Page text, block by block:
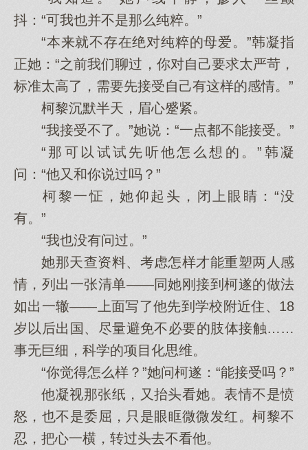
抖：“可我也并不是那么纯粹。”
“本来就不存在绝对纯粹的母爱。”韩凝指
正她：“之前我们聊过，你对自己要求太严苛，
标准太高了，需要先接受自己有这样的感情。”
柯黎沉默半天，眉心蹙紧。
“我接受不了。”她说：“一点都不能接受。”
“那可以试试先听他怎么想的。”韩凝
问：“他又和你说过吗？”
柯黎一怔，她仰起头，闭上眼睛：“没
有。”
“我也没有问过。”
她那天查资料、考虑怎样才能重塑两人感
情，列出一张清单——同她刚接到柯遂的做法
如出一辙——上面写了他先到学校附近住、18
岁以后出国、尽量避免不必要的肢体接触……
事无巨细，科学的项目化思维。
“你觉得怎么样？”她问柯遂：“能接受吗？”
他凝视那张纸，又抬头看她。表情不是愤
怒，也不是委屈，只是眼眶微微发红。柯黎不
忍，把心一横，转过头去不看他。